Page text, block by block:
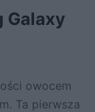
Galaxy
owocem
Ta pierwsza